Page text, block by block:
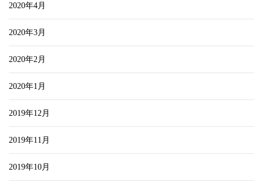
2020年4月
2020年3月
2020年2月
2020年1月
2019年12月
2019年11月
2019年10月